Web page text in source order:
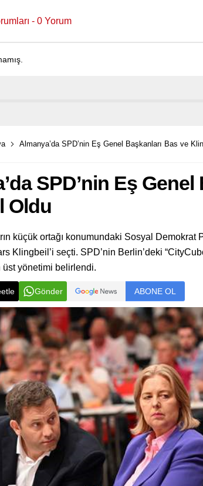
- 0 Yorum
Almanya’da SPD’nin Eş Genel Başkanları Bas ve
SPD’nin Eş
Oldu
küçük ortağı konumundaki Sosyal
Klingbeil’i seçti. SPD’nin Berlin’deki
üst yönetimi belirlendi.
Gönder ABONE OL